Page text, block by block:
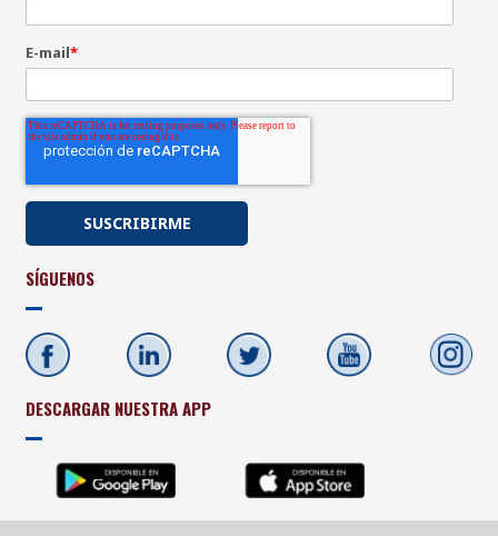
E-mail*
SÍGUENOS
DESCARGAR NUESTRA APP